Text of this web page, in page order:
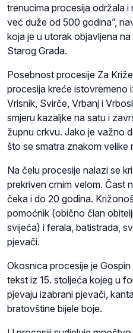
trenucima procesija održala i
već duže od 500 godina”,
koja je u utorak objavljena
Starog Grada.
Posebnost procesije Za
procesija kreće istovremeno
Vrisnik, Svirče, Vrbanj i
smjeru kazaljke na satu i
župnu crkvu. Jako je važno
što se smatra znakom velike
Na čelu procesije nalazi se
prekriven crnim velom. Čast
čeka i do 20 godina.
pomoćnik (obično član
svijeća) i ferala, batistrada,
pjevači.
Okosnica procesije je
tekst iz 15. stoljeća kojeg u
pjevaju izabrani pjevači,
bratovštine bijele boje.